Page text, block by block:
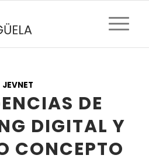
JEVNET
DE
DIGITAL Y
CONCEPTO